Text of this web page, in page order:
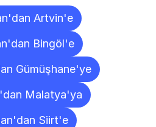
Artvin'e
Bingöl'e
Gümüşhane'ye
Malatya'ya
Siirt'e